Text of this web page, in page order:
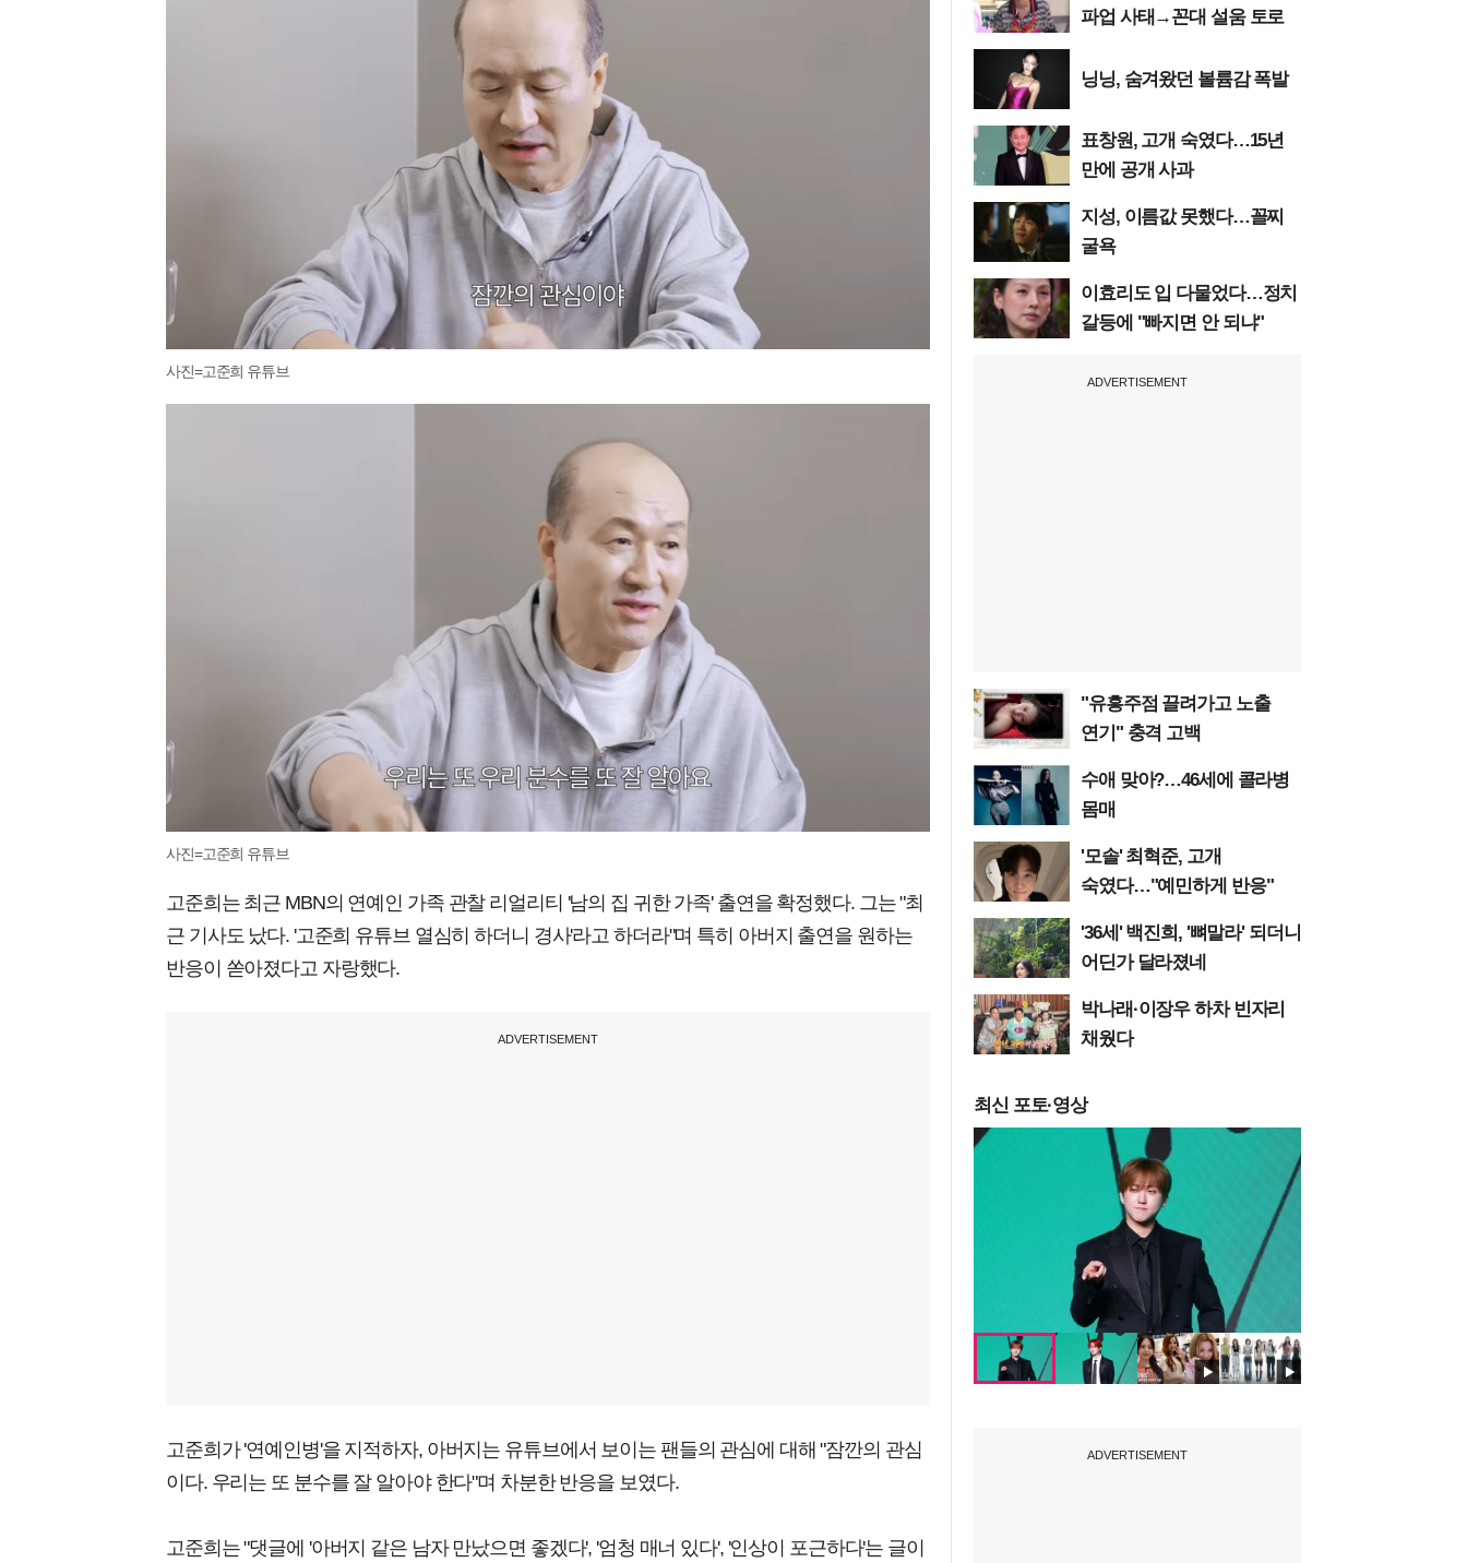
사진=고준희 유튜브
사진=고준희 유튜브
고준희는 최근 MBN의 연예인 가족 관찰 리얼리티 '남의 집 귀한 가족' 출연을 확정했다. 그는 "최
근 기사도 났다. '고준희 유튜브 열심히 하더니 경사'라고 하더라"며 특히 아버지 출연을 원하는
반응이 쏟아졌다고 자랑했다.
ADVERTISEMENT
고준희가 '연예인병'을 지적하자, 아버지는 유튜브에서 보이는 팬들의 관심에 대해 "잠깐의 관심
이다. 우리는 또 분수를 잘 알아야 한다"며 차분한 반응을 보였다.
고준희는 "댓글에 '아버지 같은 남자 만났으면 좋겠다', '엄청 매너 있다', '인상이 포근하다'는 글이
파업 사태→꼰대 설움 토로
닝닝, 숨겨왔던 볼륨감 폭발
표창원, 고개 숙였다…15년
만에 공개 사과
지성, 이름값 못했다…꼴찌
굴욕
이효리도 입 다물었다…정치
갈등에 "빠지면 안 되냐"
ADVERTISEMENT
"유흥주점 끌려가고 노출
연기" 충격 고백
수애 맞아?…46세에 콜라병
몸매
'모솔' 최혁준, 고개
숙였다…"예민하게 반응"
'36세' 백진희, '뼈말라' 되더니
어딘가 달라졌네
박나래·이장우 하차 빈자리
채웠다
최신 포토·영상
ADVERTISEMENT